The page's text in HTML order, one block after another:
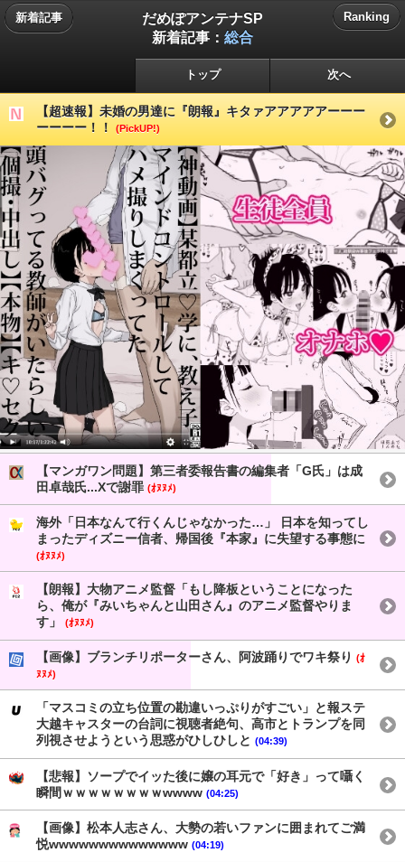
新着記事
だめぽアンテナSP
新着記事： 総合
Ranking
トップ 次へ
【超速報】未婚の男達に『朗報』キタァアアアアアーーー
ーーーー！！
(PickUP!)
【マンガワン問題】第三者委報告書の編集者「G氏」は成
田卓哉氏...Xで謝罪 (ｵﾇﾇﾒ)
海外「日本なんて行くんじゃなかった…」 日本を知ってし
まったディズニー信者、帰国後『本家』に失望する事態に
(ｵﾇﾇﾒ)
【朗報】大物アニメ監督「もし降板ということになった
ら、俺が『みいちゃんと山田さん』のアニメ監督やりま
す」
(ｵﾇﾇﾒ)
【画像】ブランチリポーターさん、阿波踊りでワキ祭り (ｵ
ﾇﾇﾒ)
「マスコミの立ち位置の勘違いっぷりがすごい」と報ステ
大越キャスターの台詞に視聴者絶句、高市とトランプを同
列視させようという思惑がひしひしと (04:39)
【悲報】ソープでイッた後に嬢の耳元で「好き」って囁く
瞬間ｗｗｗｗｗｗｗｗwwww (04:25)
【画像】松本人志さん、大勢の若いファンに囲まれてご満
悦wwwwwwwwwwwwww (04:19)